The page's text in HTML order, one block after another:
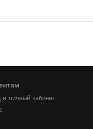
в личный кабинет